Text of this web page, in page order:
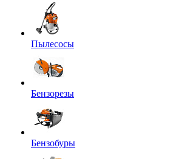
Пылесосы
Бензорезы
Бензобуры